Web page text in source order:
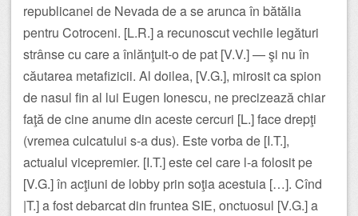
republicanei de Nevada de a se arunca în bătălia
pentru Cotroceni. [L.R.] a recunoscut vechile legături
strânse cu care a înlănţuit-o de pat [V.V.] — şi nu în
căutarea metafizicii. Al doilea, [V.G.], mirosit ca spion
de nasul fin al lui Eugen Ionescu, ne precizează chiar
faţă de cine anume din aceste cercuri [L.] face drepţi
(vremea culcatului s-a dus). Este vorba de [I.T.],
actualul vicepremier. [I.T.] este cel care l-a folosit pe
[V.G.] în acţiuni de lobby prin soţia acestuia […]. Cînd
|T.] a fost debarcat din fruntea SIE, onctuosul [V.G.] a